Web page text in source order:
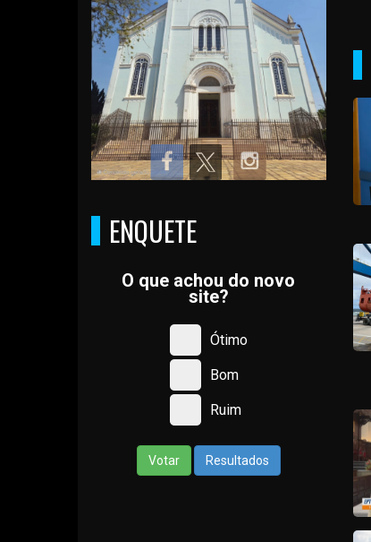
ENQUETE
O que achou do novo
site?
Ótimo
Bom
Ruim
Votar Resultados